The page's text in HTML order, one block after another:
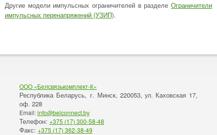
Другие модели импульсных ограничителей в разделе Ограничители
импульсных перенапряжений (УЗИП).
ООО «Белсвязькомплект-К»
Республика Беларусь, г. Минск, 220053, ул. Каховская 17,
оф. 228
Email:info@belconnect.by
Телефон: +375 (17) 300-58-48
Факс: +375 (17) 362-38-49